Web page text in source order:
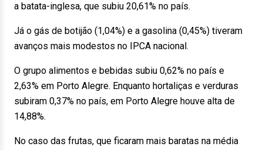
a batata-inglesa, que subiu 20,61% no país.
Já o gás de botijão (1,04%) e a gasolina (0,45%) tiveram
avanços mais modestos no IPCA nacional.
O grupo alimentos e bebidas subiu 0,62% no país e
2,63% em Porto Alegre. Enquanto hortaliças e verduras
subiram 0,37% no país, em Porto Alegre houve alta de
14,88%.
No caso das frutas, que ficaram mais baratas na média